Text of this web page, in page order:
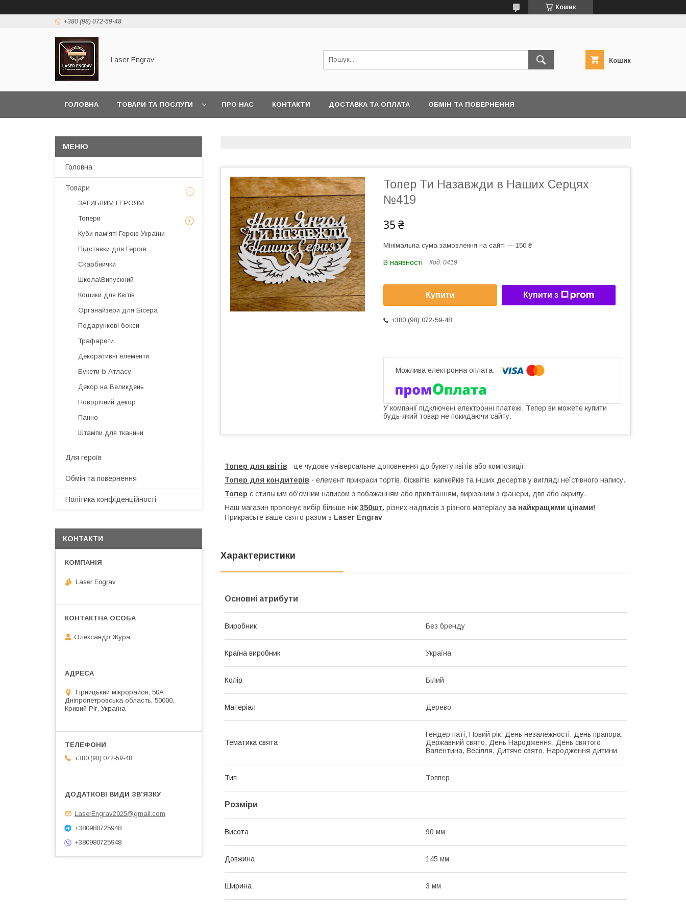
Кошик
+380 (98) 072-59-48
Laser Engrav Кошик
ГОЛОВНА ТОВАРИ ТА ПОСЛУГИ ПРО НАС КОНТАКТИ ДОСТАВКА ТА ОПЛАТА ОБМІН ТА ПОВЕРНЕННЯ
Топер Ти Назавжди в Наших Серцях
№419
35 ₴
Мінімальна сума замовлення на сайті — 150 ₴
В наявності Код: 0419
Купити Купити з
+380 (98) 072-59-48
У компанії підключені електронні платежі. Тепер ви можете купити
будь-який товар не покидаючи сайту.
Топер для квітів - це чудове універсальне доповнення до букету квітів або композиції.
Топер для кондитерів - елемент прикраси тортів, бісквітів, капкейків та інших десертів у вигляді неїстівного напису.
Топер є стильним об'ємним написом з побажанням або привітанням, вирізаним з фанери, двп або акрилу.
Наш магазин пропонує вибір більше ніж 350шт. різних надписів з різного матеріалу за найкращими цінами!
Прикрасьте ваше свято разом з Laser Engrav
Характеристики
Основні атрибути
Виробник Без бренду
Країна виробник Україна
Колір Білий
Матеріал Дерево
Тематика свята
Гендер паті, Новий рік, День незалежності, День прапора,
Державний свято, День Народження, День святого
Валентина, Весілля, Дитяче свято, Народження дитини
Тип Топпер
Розміри
Висота 90 мм
Довжина 145 мм
Ширина 3 мм
Головна
Товари
ЗАГИБЛИМ ГЕРОЯМ
Топери
Куби пам'яті Герою України
Підставки для Героїв
Скарбнички
Школа\Випускний
Кошики для Квітів
Органайзери для Бісера
Подарункові бокси
Трафарети
Декоративні елементи
Букети із Атласу
Декор на Великдень
Новорічний декор
Панно
Штампи для тканини
Для героїв
Обмін та повернення
Політика конфіденційності
КОНТАКТИ
Laser Engrav
Олександр Жура
Гірницький мікрорайон, 50А
Дніпропетровська область, 50000,
Кривий Ріг, Україна
+380 (98) 072-59-48
LaserEngrav2025@gmail.com
+380980725948
+380980725948